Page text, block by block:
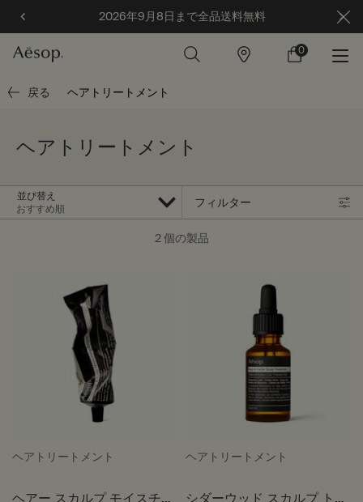
料無料 カスタマーサービス休業のお知らせ
店
カ
0
0 カート内の製
戻る ヘアトリートメント
ヘアトリートメント
並び替え フィルター
フィルターメニュー
2 個の製品
ヘアトリートメント
ヘアー スカルプ モイスチャ
ヘアトリートメント
シダーウッド スカルプ トリ